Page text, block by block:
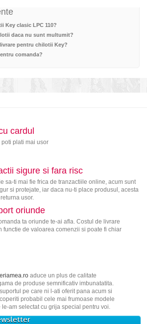
Key clasic LPC 110?
daca nu sunt multumit?
pentru chilotii Key?
comanda?
cardul
poti plati mai usor
sigure si fara risc
sa-ti mai fie frica de tranzactiile online, acum sunt
si protejate, iar daca nu-ti place produsul, acesta
usor.
oriunde
ta oriunde te-ai afla. Costul de livrare
functie de valoarea comenzii si poate fi chiar
aduce un plus de calitate
de produse semnificativ imbunatatita.
pe care ni l-ati oferit pana acum si
probabil cele mai frumoase modele
am selectat cu grija special pentru voi.